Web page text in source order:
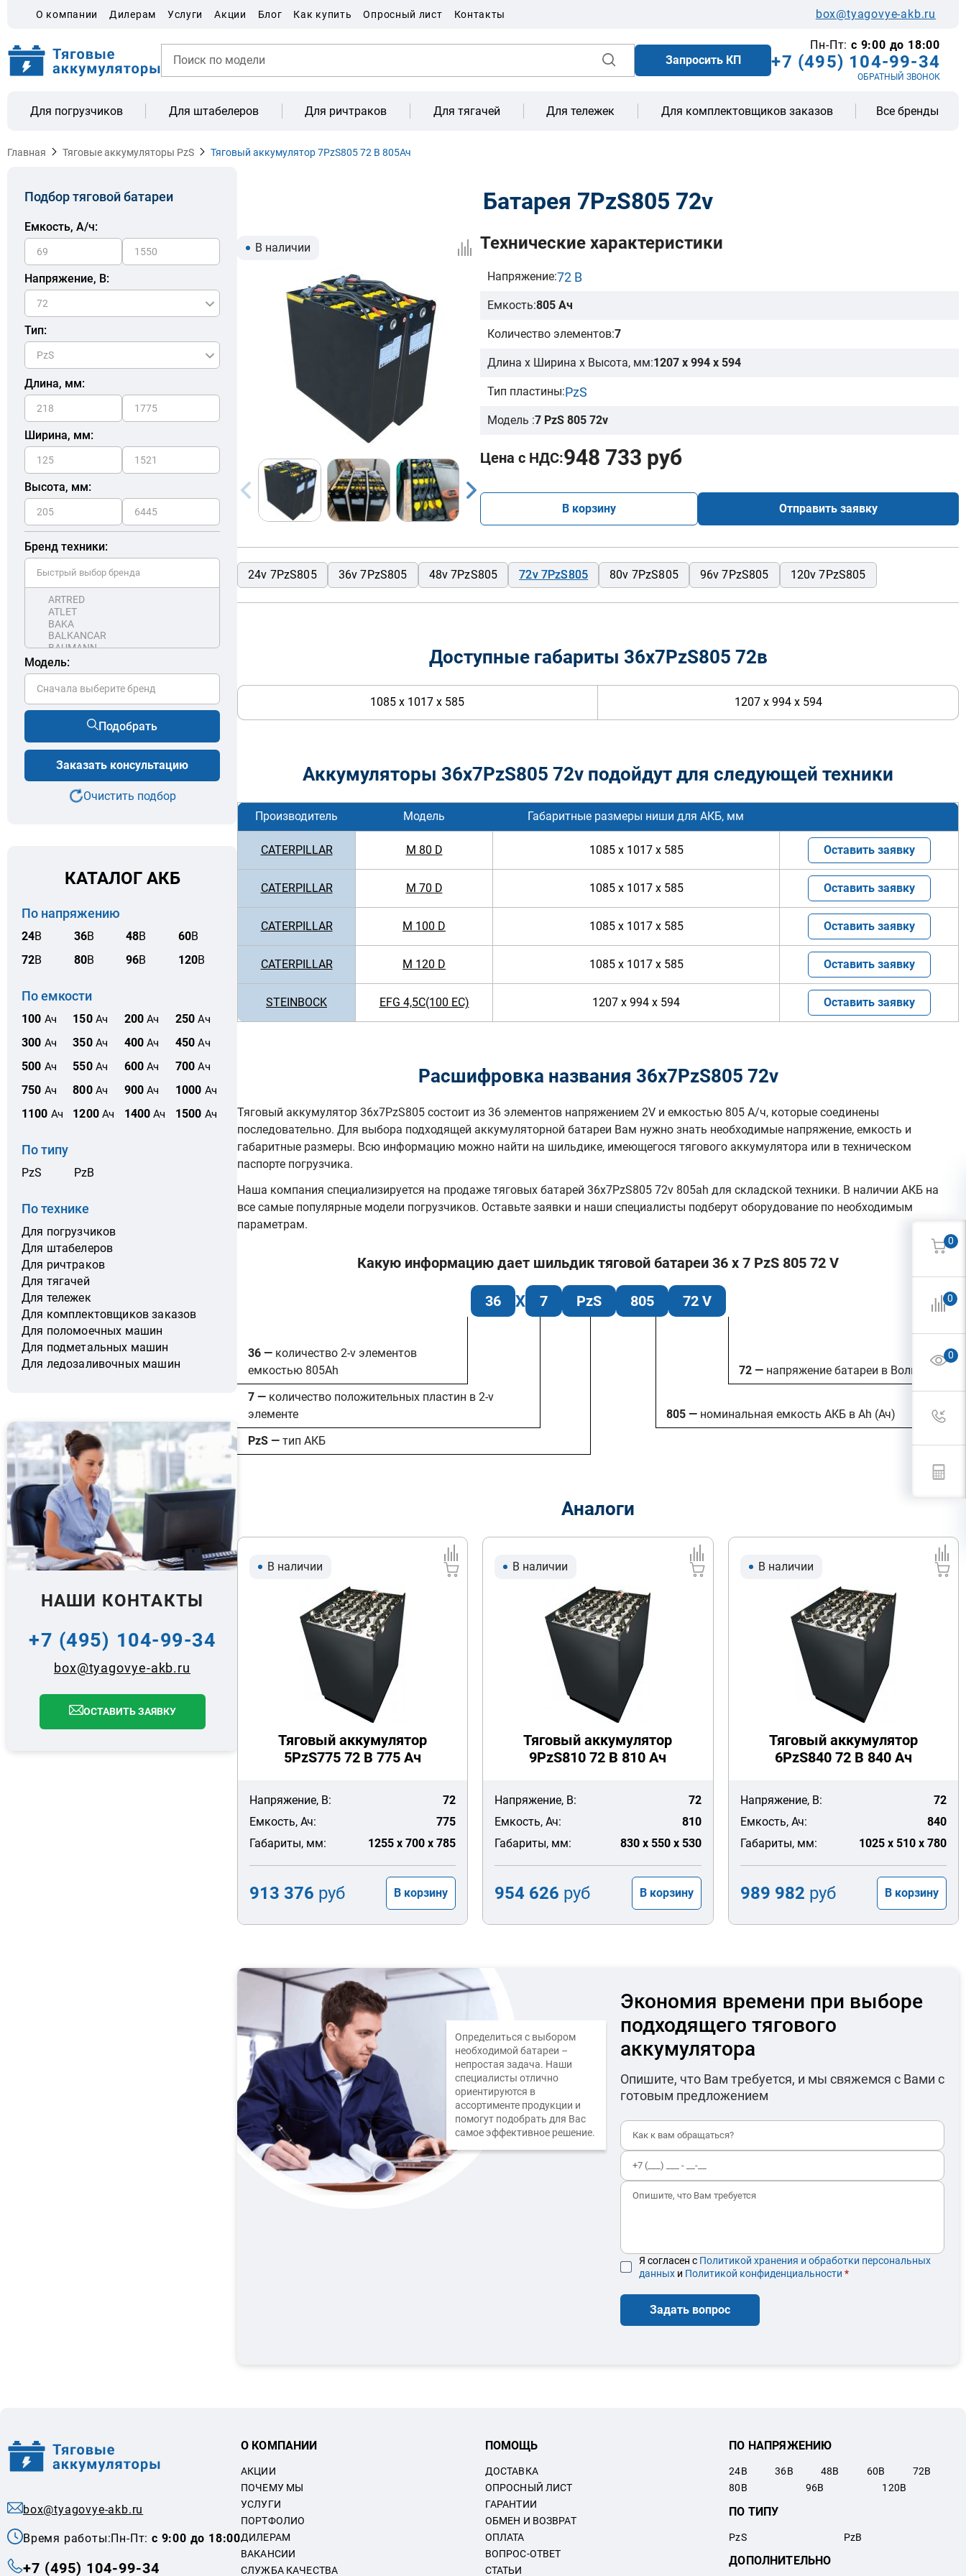
О компании Дилерам Услуги Акции Блог Как купить Опросный лист Контакты box@tyagovye-akb.ru
Запросить КП
Пн-Пт: с 9:00 до 18:00
+7 (495) 104-99-34
ОБРАТНЫЙ ЗВОНОК
Для погрузчиков Для штабелеров Для ричтраков Для тягачей Для тележек Для комплектовщиков заказов Все бренды
Главная Тяговые аккумуляторы PzS Тяговый аккумулятор 7PzS805 72 В 805Ач
Подбор тяговой батареи
Емкость, A/ч:
Напряжение, В:
Тип:
Длина, мм:
Ширина, мм:
Высота, мм:
Бренд техники:
Модель:
Сначала выберите бренд
Подобрать
Заказать консультацию
Очистить подбор
КАТАЛОГ АКБ
По напряжению
24В 36В 48В 60В
72В 80В 96В 120В
По емкости
100 Ач 150Ач 200Ач 250 Ач
300 Ач 350Ач 400Ач 450 Ач
500 Ач 550Ач 600Ач 700 Ач
750 Ач 800Ач 900Ач 1000 Ач
1100 Ач 1200Ач 1400 Ач 1500 Ач
По типу
PzS PzB
По технике
Для погрузчиков
Для штабелеров
Для ричтраков
Для тягачей
Для тележек
Для комплектовщиков заказов
Для поломоечных машин
Для подметальных машин
Для ледозаливочных машин
НАШИ КОНТАКТЫ
+7 (495) 104-99-34
box@tyagovye-akb.ru
ОСТАВИТЬ ЗАЯВКУ
Батарея 7PzS805 72v
В наличии Технические характеристики
Напряжение:72 В
Емкость:805 Ач
Количество элементов:7
Длина х Ширина х Высота, мм:1207 x 994 x 594
Тип пластины:PzS
Модель :7 PzS 805 72v
Цена с НДС:948 733 руб
В корзину Отправить заявку
24v 7PzS805 36v 7PzS805 48v 7PzS805 72v 7PzS805 80v 7PzS805 96v 7PzS805 120v 7PzS805
Доступные габариты 36х7PzS805 72в
1085 x 1017 x 585 1207 x 994 x 594
Аккумуляторы 36x7PzS805 72v подойдут для следующей техники
Производитель Модель Габаритные размеры ниши для АКБ, мм
CATERPILLAR M 80 D 1085 x 1017 x 585 Оставить заявку
CATERPILLAR M 70 D 1085 x 1017 x 585 Оставить заявку
CATERPILLAR M 100 D 1085 x 1017 x 585 Оставить заявку
CATERPILLAR M 120 D 1085 x 1017 x 585 Оставить заявку
STEINBOCK EFG 4,5C(100 EC) 1207 x 994 x 594 Оставить заявку
Расшифровка названия 36х7PzS805 72v
Тяговый аккумулятор 36x7PzS805 состоит из 36 элементов напряжением 2V и емкостью 805 А/ч, которые соединены
последовательно. Для выбора подходящей аккумуляторной батареи Вам нужно знать необходимые напряжение, емкость и
габаритные размеры. Всю информацию можно найти на шильдике, имеющегося тягового аккумулятора или в техническом
паспорте погрузчика.
Наша компания специализируется на продаже тяговых батарей 36х7PzS805 72v 805ah для складской техники. В наличии АКБ на
все самые популярные модели погрузчиков. Оставьте заявки и наши специалисты подберут оборудование по необходимым
параметрам.
Какую информацию дает шильдик тяговой батареи 36 x 7 PzS 805 72 V
36 7 PzS 805 72 V
36 — количество 2-v элементов
емкостью 805Ah
72 — напряжение батареи в Вольтах
7 — количество положительных пластин в 2-v
элементе
805 — номинальная емкость АКБ в Ah (Ач)
PzS — тип АКБ
Аналоги
В наличии
Тяговый аккумулятор
5PzS775 72 В 775 Ач
Напряжение, В:
72
Емкость, Ач:
775
Габариты, мм:
1255 x 700 x 785
913 376 руб В корзину
В наличии
Тяговый аккумулятор
9PzS810 72 В 810 Ач
Напряжение, В:
72
Емкость, Ач:
810
Габариты, мм:
830 x 550 x 530
954 626 руб В корзину
В наличии
Тяговый аккумулятор
6PzS840 72 В 840 Ач
Напряжение, В:
72
Емкость, Ач:
840
Габариты, мм:
1025 x 510 x 780
989 982 руб В корзину
Определиться с выбором
необходимой батареи –
непростая задача. Наши
специалисты отлично
ориентируются в
ассортименте продукции и
помогут подобрать для Вас
самое эффективное решение.
Экономия времени при выборе
подходящего тягового
аккумулятора
Опишите, что Вам требуется, и мы свяжемся с Вами с
готовым предложением
Я согласен с Политикой хранения и обработки персональных
данных и Политикой конфиденциальности *
Задать вопрос
box@tyagovye-akb.ru
Время работы:Пн-Пт:с 9:00 до 18:00
+7 (495) 104-99-34
О КОМПАНИИ
АКЦИИ
ПОЧЕМУ МЫ
УСЛУГИ
ПОРТФОЛИО
ДИЛЕРАМ
ВАКАНСИИ
СЛУЖБА КАЧЕСТВА
ПОМОЩЬ
ДОСТАВКА
ОПРОСНЫЙ ЛИСТ
ГАРАНТИИ
ОБМЕН И ВОЗВРАТ
ОПЛАТА
ВОПРОС-ОТВЕТ
СТАТЬИ
ПО НАПРЯЖЕНИЮ
24В 36В 48В 60В 72В
80В 96В 120В
ПО ТИПУ
PzS PzB
ДОПОЛНИТЕЛЬНО
0
0
0